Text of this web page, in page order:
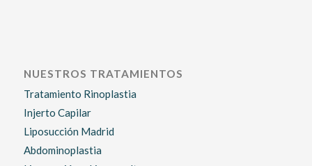
NUESTROS TRATAMIENTOS
Tratamiento Rinoplastia
Injerto Capilar
Liposucción Madrid
Abdominoplastia